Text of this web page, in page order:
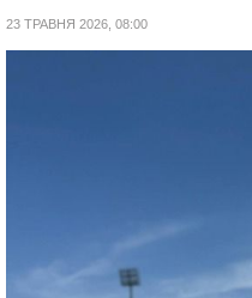
23 ТРАВНЯ 2026, 08:00